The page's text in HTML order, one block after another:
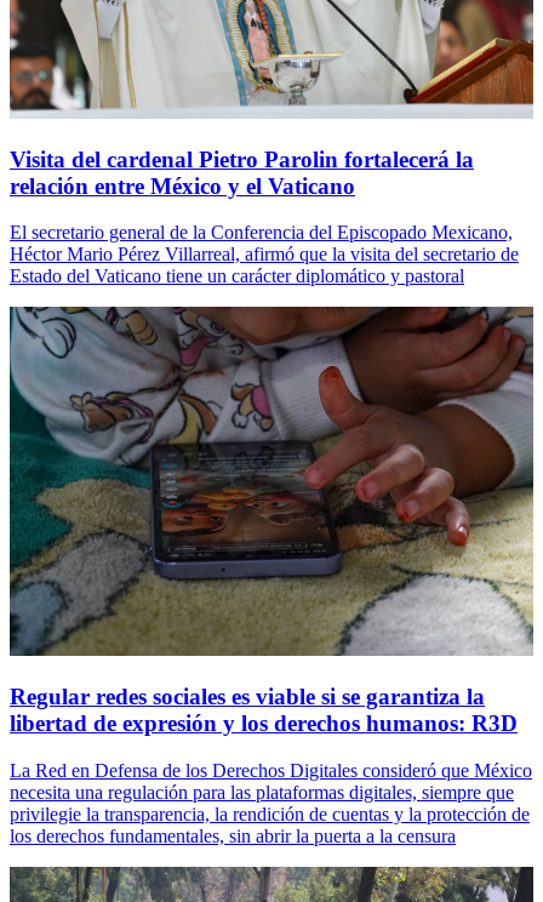
Visita del cardenal Pietro Parolin fortalecerá la
relación entre México y el Vaticano
El secretario general de la Conferencia del Episcopado Mexicano,
Héctor Mario Pérez Villarreal, afirmó que la visita del secretario de
Estado del Vaticano tiene un carácter diplomático y pastoral
Regular redes sociales es viable si se garantiza la
libertad de expresión y los derechos humanos: R3D
La Red en Defensa de los Derechos Digitales consideró que México
necesita una regulación para las plataformas digitales, siempre que
privilegie la transparencia, la rendición de cuentas y la protección de
los derechos fundamentales, sin abrir la puerta a la censura